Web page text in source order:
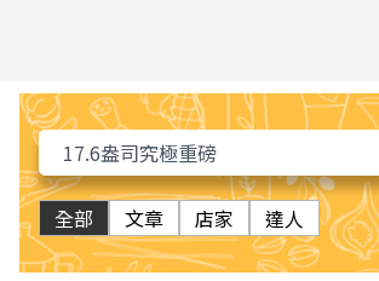
全部 文章 店家 達人